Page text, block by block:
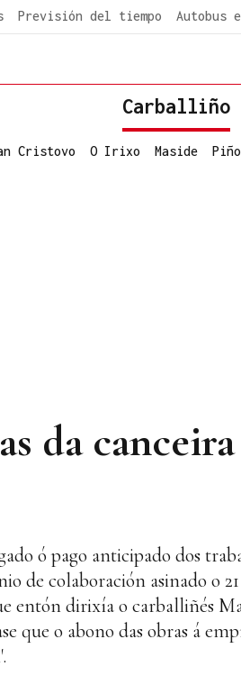
Previsión del tiempo Autobus
Carballiño
Cristovo O Irixo Maside
da
ó pago anticipado dos
de colaboración asinado o
entón dirixía o carballiñés
o abono das obras á